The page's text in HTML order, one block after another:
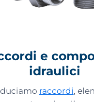
e
idraulici
raccordi,